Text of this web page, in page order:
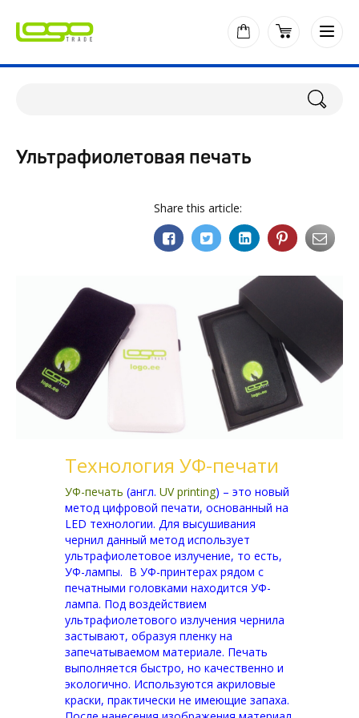
Ультрафиолетовая печать
Share this article:
Технология УФ-печати
УФ-печать (англ.UV printing) – это новый
метод цифровой печати, основанный на
LED технологии. Для высушивания
чернил данный метод использует
ультрафиолетовое излучение, то есть,
УФ-лампы. В УФ-принтерах рядом с
печатными головками находится УФ-
лампа. Под воздействием
ультрафиолетового излучения чернила
застывают, образуя пленку на
запечатываемом материале. Печать
выполняется быстро, но качественно и
экологично. Используются акриловые
краски, практически не имеющие запаха.